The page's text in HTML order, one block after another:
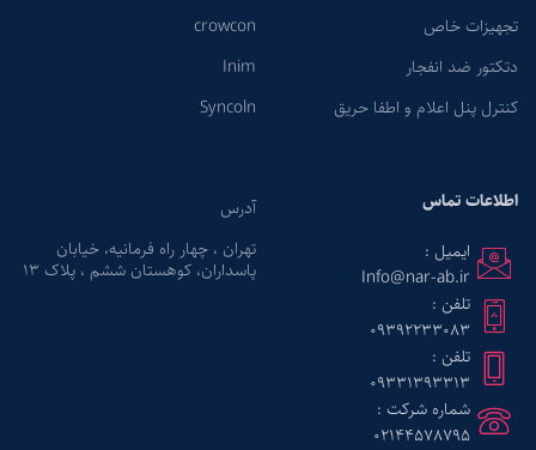
تجهیزات خاص
دتکتور ضد انفجار
کنترل پنل اعلام و اطفا حریق
crowcon
Inim
Syncoln
اطلاعات تماس
ایمیل :
Info@nar-ab.ir
تلفن :
09392233083
تلفن :
09331393313
شماره شرکت :
02144578795
آدرس
تهران ، چهار راه فرمانیه، خیابان
پاسداران، کوهستان ششم ، پلاک ۱۳